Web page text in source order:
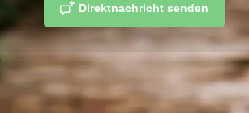
Direktnachricht senden